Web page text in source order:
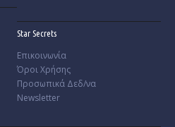
Star Secrets
Επικοινωνία
Όροι Χρήσης
Προσωπικά Δεδ/να
Newsletter